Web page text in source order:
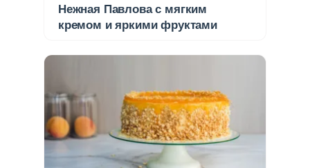
Нежная Павлова с мягким
кремом и яркими фруктами